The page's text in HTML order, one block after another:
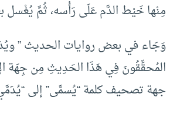
مِنْها خَيْط الدَّم عَلَى رَأْسه، ثُمَّ يُغْسل
وَجَاء في بعض روايات الحديث ”
المُحقِّقُونَ فِي هَذَا الحَدِيثِ مِن جِهَة
جهة تصحيف كلمة “يُسمَّى” إلى